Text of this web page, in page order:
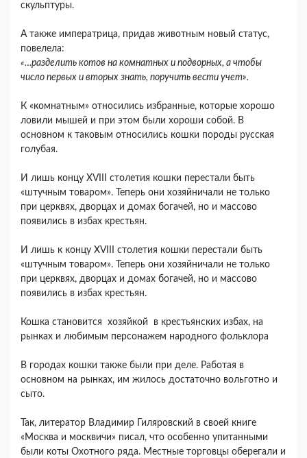
скульптуры.
А также императрица, придав животным новый статус,
повелела:
«…разделить котов на комнатных и подворных, а чтобы
число первых и вторых знать, поручить вести учет».
К «комнатным» относились избранные, которые хорошо
ловили мышей и при этом были хороши собой. В
основном к таковым относились кошки породы русская
голубая.
И лишь концу XVIII столетия кошки перестали быть
«штучным товаром». Теперь они хозяйничали не только
при церквях, дворцах и домах богачей, но и массово
появились в избах крестьян.
И лишь к концу XVIII столетия кошки перестали быть
«штучным товаром». Теперь они хозяйничали не только
при церквях, дворцах и домах богачей, но и массово
появились в избах крестьян.
Кошка становится хозяйкой в крестьянских избах, на
рынках и любимым персонажем народного фольклора
В городах кошки также были при деле. Работая в
основном на рынках, им жилось достаточно вольготно и
сыто.
Так, литератор Владимир Гиляровский в своей книге
«Москва и москвичи» писал, что особенно упитанными
были коты Охотного ряда. Местные торговцы оберегали и